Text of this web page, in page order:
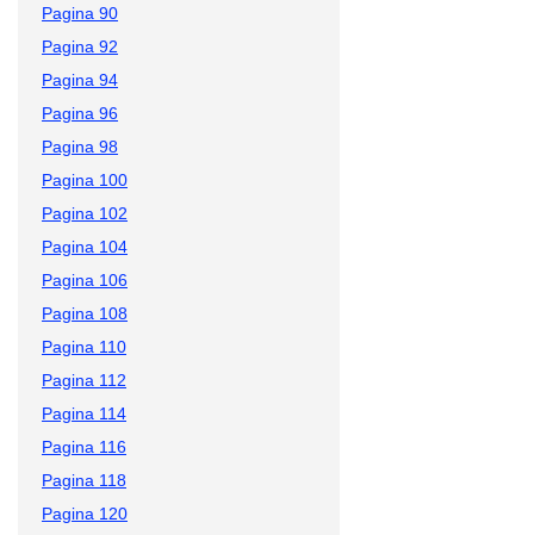
Pagina 90
Pagina 92
Pagina 94
Pagina 96
Pagina 98
Pagina 100
Pagina 102
Pagina 104
Pagina 106
Pagina 108
Pagina 110
Pagina 112
Pagina 114
Pagina 116
Pagina 118
Pagina 120